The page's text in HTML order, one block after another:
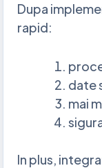
Dupa
rapid:
date
mai
In plus,